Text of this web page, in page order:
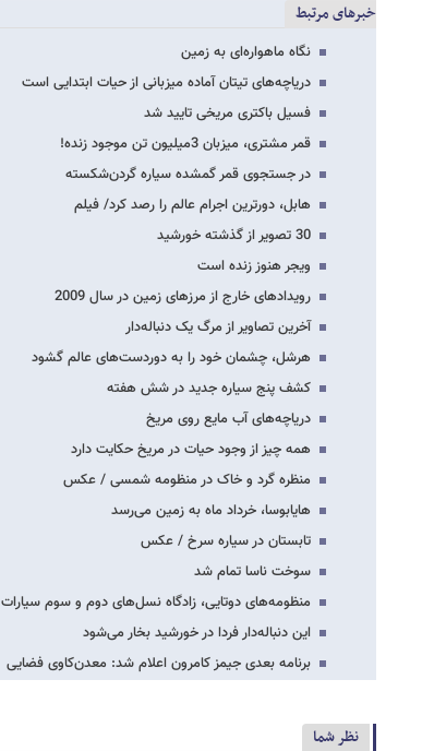
خبرهای مرتبط
نگاه ماهواره‌ای به زمین
دریاچه‌های تیتان آماده میزبانی از حیات ابتدایی است
فسیل باکتری مریخی تایید شد
قمر مشتری، میزبان 3میلیون تن موجود زنده!
در جستجوی قمر گمشده سیاره گردن‌شکسته
هابل، دورترین اجرام عالم را رصد کرد/ فیلم
30 تصویر از گذشته خورشید
ویجر هنوز زنده است
رویدادهای خارج از مرزهای زمین در سال 2009
آخرین تصاویر از مرگ یک دنباله‌دار
هرشل، چشمان خود را به دوردست‌های عالم گشود
کشف پنج سیاره جدید در شش هفته
دریاچه‌های آب مایع روی مریخ
همه چیز از وجود حیات در مریخ حکایت دارد
منظره گرد و خاک در منظومه شمسی / عکس
هایابوسا، خرداد ماه به زمین می‌رسد
تابستان در سیاره سرخ / عکس
سوخت ناسا تمام شد
منظومه‌های دوتایی، زادگاه نسل‌های دوم و سوم سیارات
این دنباله‌دار فردا در خورشید بخار می‌شود
برنامه بعدی جیمز کامرون اعلام شد: معدن‌کاوی فضایی
نظر شما